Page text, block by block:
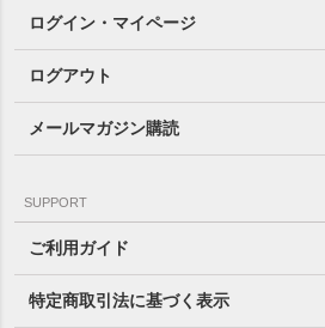
ログイン・マイページ
ログアウト
メールマガジン購読
SUPPORT
ご利用ガイド
特定商取引法に基づく表示